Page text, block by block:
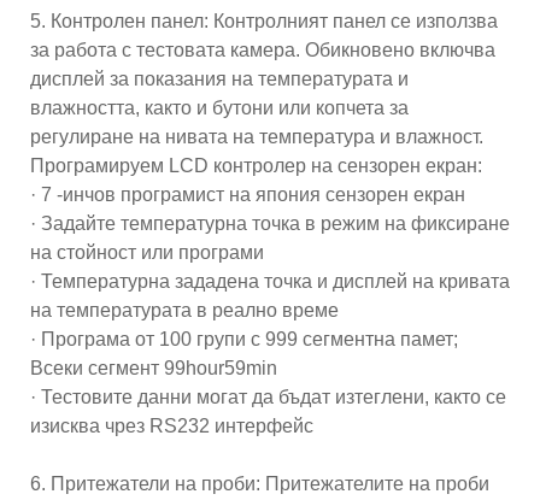
5. Контролен панел: Контролният панел се използва
за работа с тестовата камера. Обикновено включва
дисплей за показания на температурата и
влажността, както и бутони или копчета за
регулиране на нивата на температура и влажност.
Програмируем LCD контролер на сензорен екран:
· 7 -инчов програмист на япония сензорен екран
· Задайте температурна точка в режим на фиксиране
на стойност или програми
· Температурна зададена точка и дисплей на кривата
на температурата в реално време
· Програма от 100 групи с 999 сегментна памет;
Всеки сегмент 99hour59min
· Тестовите данни могат да бъдат изтеглени, както се
изисква чрез RS232 интерфейс
6. Притежатели на проби: Притежателите на проби